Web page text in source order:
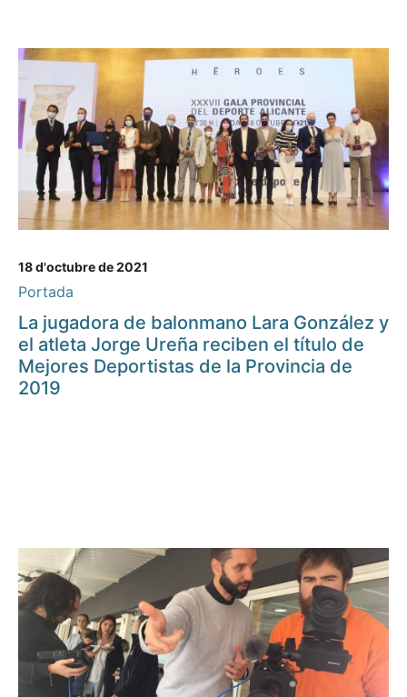
18 d'octubre de 2021
Portada
La jugadora de balonmano Lara González y
el atleta Jorge Ureña reciben el título de
Mejores Deportistas de la Provincia de
2019